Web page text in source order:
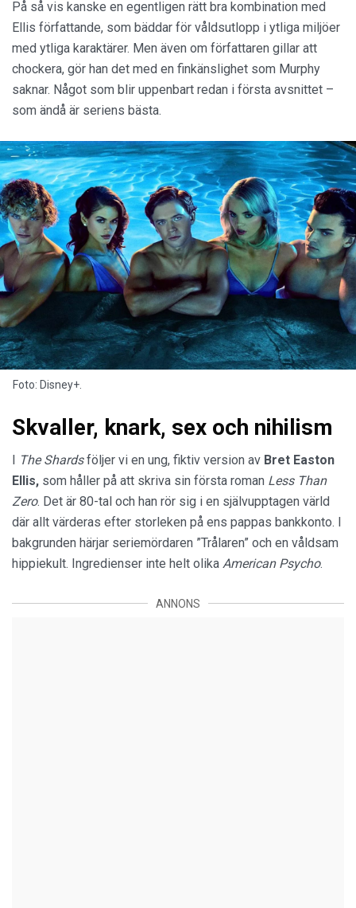
På så vis kanske en egentligen rätt bra kombination med
Ellis författande, som bäddar för våldsutlopp i ytliga miljöer
med ytliga karaktärer. Men även om författaren gillar att
chockera, gör han det med en finkänslighet som Murphy
saknar. Något som blir uppenbart redan i första avsnittet –
som ändå är seriens bästa.
Foto: Disney+.
Skvaller, knark, sex och nihilism
I The Shardsföljer vi en ung, fiktiv version av Bret Easton
Ellis, som håller på att skriva sin första roman Less Than
Zero. Det är 80-tal och han rör sig i en självupptagen värld
där allt värderas efter storleken på ens pappas bankkonto. I
bakgrunden härjar seriemördaren ”Trålaren” och en våldsam
hippiekult. Ingredienser inte helt olika American Psycho.
ANNONS